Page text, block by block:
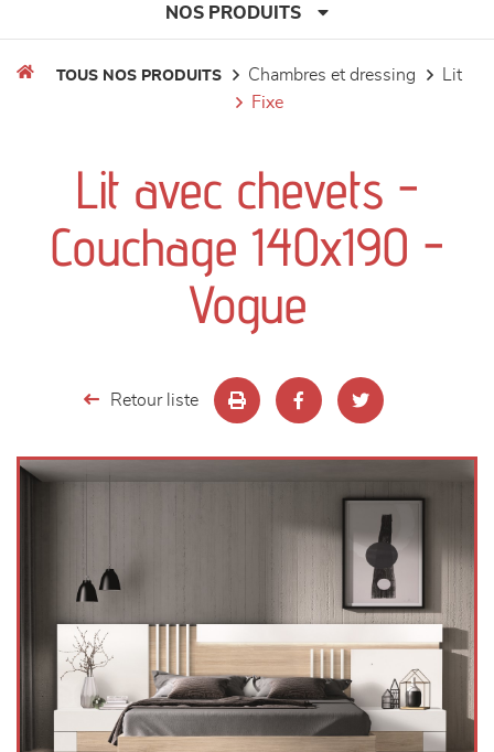
NOS PRODUITS
meubles de complément
chambres et dressing
TOUS NOS PRODUITS chambres et dressing
lit
fixe
Lit avec chevets -
Couchage 140x190 -
Vogue
Retour liste